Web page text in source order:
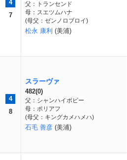
4
7
父：トランセンド
母：スエツムハナ
(母父：ゼンノロブロイ)
松永 康利 (美浦)
4
8
スラーヴァ
482(0)
父：シャンハイボビー
母：ポリアフ
(母父：キングカメハメハ)
石毛 善彦 (美浦)